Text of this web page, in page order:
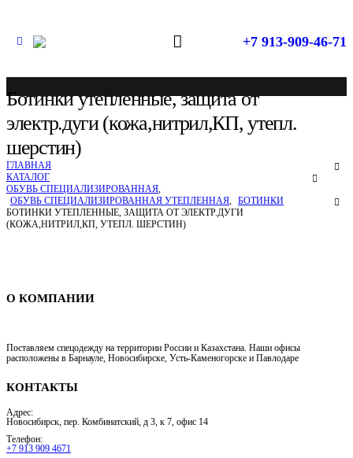
+7 913-909-46-71
Ботинки утепленные, защита от
электр.дуги (кожа,нитрил,КП, утепл.
шерстин)
ГЛАВНАЯ
КАТАЛОГ
ОБУВЬ СПЕЦИАЛИЗИРОВАННАЯ,
ОБУВЬ СПЕЦИАЛИЗИРОВАННАЯ УТЕПЛЕННАЯ, БОТИНКИ
БОТИНКИ УТЕПЛЕННЫЕ, ЗАЩИТА ОТ ЭЛЕКТР.ДУГИ
(КОЖА,НИТРИЛ,КП, УТЕПЛ. ШЕРСТИН)
Спецодежда в Новосибирске
О КОМПАНИИ
Поставляем спецодежду на территории России и Казахстана. Наши офисы
расположены в Барнауле, Новосибирске, Усть-Каменогорске и Павлодаре
КОНТАКТЫ
Адрес:
Новосибирск, пер. Комбинатский, д 3, к 7, офис 14
Телефон:
+7 913 909 4671